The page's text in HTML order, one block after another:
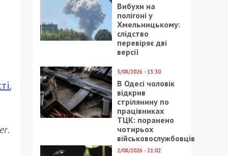
.
Вибухи на
полігоні у
Хмельницькому:
слідство
перевіряє дві
версії
3/08/2026 - 13:30
В Одесі чоловік
відкрив
стрілянину по
працівниках
ТЦК: поранено
чотирьох
військовослужбовців
2/08/2026 - 21:02